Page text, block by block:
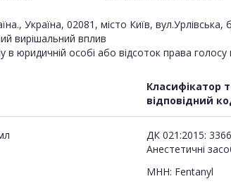
Україна, 02081, місто Київ,
вирішальний вплив
в юридичній особі або відсоток права
Класифікатор
відповідний
ДК 021:2015:
Анестетичні
МНН: Fentanyl